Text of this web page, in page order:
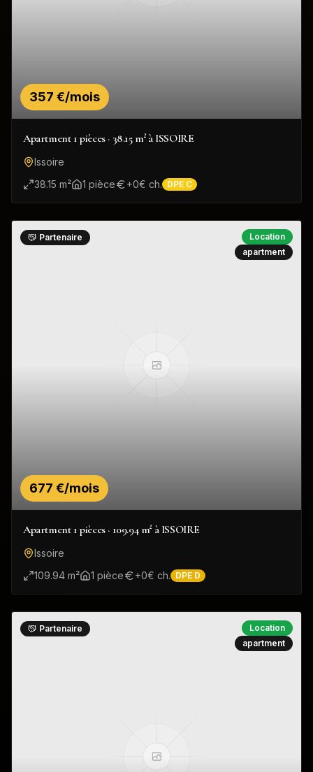
357 €/mois
Apartment 1 pièces · 38.15 m² à ISSOIRE
Issoire
38.15 m² 1 pièce +0€ ch. DPE C
677 €/mois
Partenaire
Location
apartment
Apartment 1 pièces · 109.94 m² à ISSOIRE
Issoire
109.94 m² 1 pièce +0€ ch. DPE D
Partenaire
Location
apartment